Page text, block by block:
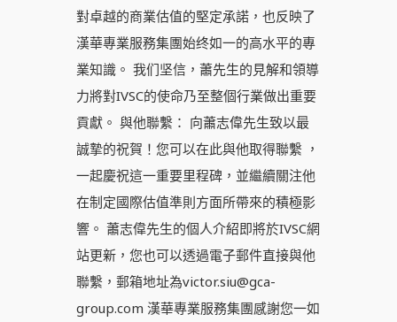
對卓越的商業估值的堅定承諾，也反映了
漢華專業服務集團始终如一的高水平的專
業知識。 我们坚信，蕭先生的見解和領導
力將對IVSC的使命乃至整個行業做出重要
貢獻。 與他聯繫： 向蕭志偉先生致以最
誠摯的祝賀！您可以在此與他取得聯繫 ，
一起慶祝這一重要里程碑，並繼續關注他
在制定國際估值準則方面所帶來的積極影
響。 蕭志偉先生的個人介紹即將於IVSC網
站更新，您也可以透過電子郵件直接與他
聯繫，郵箱地址為victor.siu@gca-
group.com 漢華專業服務集團感謝您一如